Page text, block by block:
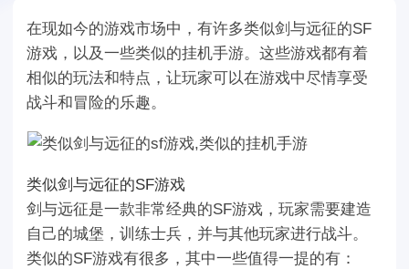
在现如今的游戏市场中，有许多类似剑与远征的SF
游戏，以及一些类似的挂机手游。这些游戏都有着
相似的玩法和特点，让玩家可以在游戏中尽情享受
战斗和冒险的乐趣。
类似剑与远征的SF游戏
剑与远征是一款非常经典的SF游戏，玩家需要建造
自己的城堡，训练士兵，并与其他玩家进行战斗。
类似的SF游戏有很多，其中一些值得一提的有：